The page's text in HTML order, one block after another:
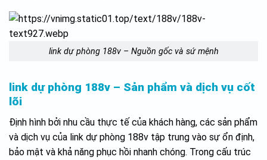
link dự phòng 188v – Nguồn gốc và sứ mệnh
link dự phòng 188v – Sản phẩm và dịch vụ cốt
lõi
Định hình bởi nhu cầu thực tế của khách hàng, các sản phẩm
và dịch vụ của link dự phòng 188v tập trung vào sự ổn định,
bảo mật và khả năng phục hồi nhanh chóng. Trong cấu trúc